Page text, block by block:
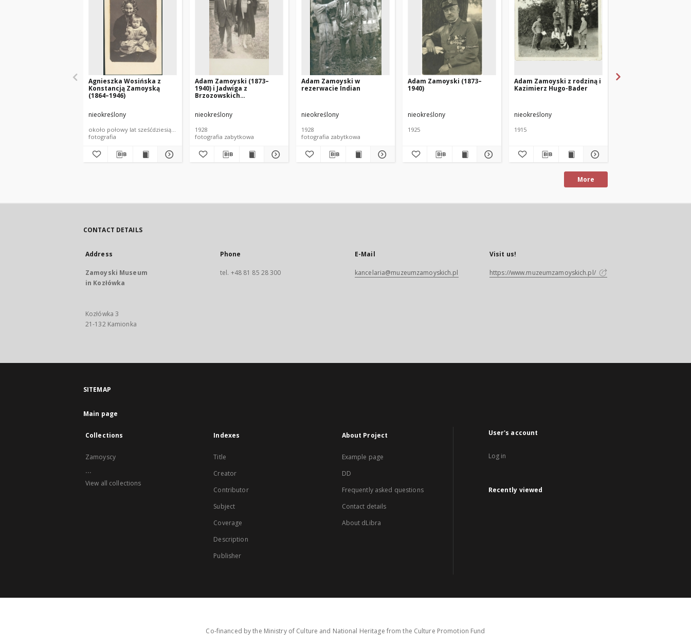
Agnieszka Wosińska z
Konstancją Zamoyską
(1864–1946)
nieokreślony
około połowy lat sześćdziesiątych XIX wieku
fotografia
Adam Zamoyski (1873–
1940) i Jadwiga z
Brzozowskich
(1908–1998)
nieokreślony
1928
fotografia zabytkowa
Adam Zamoyski w
rezerwacie Indian
nieokreślony
1928
fotografia zabytkowa
Adam Zamoyski (1873–
1940)
nieokreślony
1925
Adam Zamoyski z rodziną i
Kazimierz Hugo-Bader
nieokreślony
1915
More
CONTACT DETAILS
Address
Zamoyski Museum
in Kozłówka
Kozłówka 3
21-132 Kamionka
Phone
tel. +48 81 85 28 300
E-Mail
kancelaria@muzeumzamoyskich.pl
Visit us!
https://www.muzeumzamoyskich.pl/
SITEMAP
Main page
Collections
Zamoyscy
...
View all collections
Indexes
Title
Creator
Contributor
Subject
Coverage
Description
Publisher
About Project
Example page
DD
Frequently asked questions
Contact details
About dLibra
User's account
Log in
Recently viewed
Co-financed by the Ministry of Culture and National Heritage from the Culture Promotion Fund